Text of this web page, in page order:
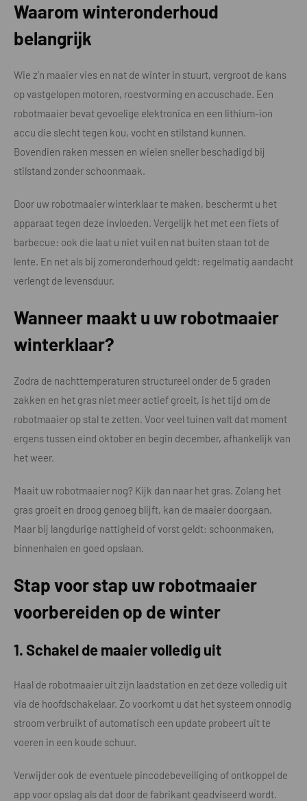
Waarom winteronderhoud
belangrijk
Wie z’n maaier vies en nat de winter in stuurt, vergroot de kans
op vastgelopen motoren, roestvorming en accuschade. Een
robotmaaier bevat gevoelige elektronica en een lithium-ion
accu die slecht tegen kou, vocht en stilstand kunnen.
Bovendien raken messen en wielen sneller beschadigd bij
stilstand zonder schoonmaak.
Door uw robotmaaier winterklaar te maken, beschermt u het
apparaat tegen deze invloeden. Vergelijk het met een fiets of
barbecue: ook die laat u niet vuil en nat buiten staan tot de
lente. En net als bij zomeronderhoud geldt: regelmatig aandacht
verlengt de levensduur.
Wanneer maakt u uw robotmaaier
winterklaar?
Zodra de nachttemperaturen structureel onder de 5 graden
zakken en het gras niet meer actief groeit, is het tijd om de
robotmaaier op stal te zetten. Voor veel tuinen valt dat moment
ergens tussen eind oktober en begin december, afhankelijk van
het weer.
Maait uw robotmaaier nog? Kijk dan naar het gras. Zolang het
gras groeit en droog genoeg blijft, kan de maaier doorgaan.
Maar bij langdurige nattigheid of vorst geldt: schoonmaken,
binnenhalen en goed opslaan.
Stap voor stap uw robotmaaier
voorbereiden op de winter
1. Schakel de maaier volledig uit
Haal de robotmaaier uit zijn laadstation en zet deze volledig uit
via de hoofdschakelaar. Zo voorkomt u dat het systeem onnodig
stroom verbruikt of automatisch een update probeert uit te
voeren in een koude schuur.
Verwijder ook de eventuele pincodebeveiliging of ontkoppel de
app voor opslag als dat door de fabrikant geadviseerd wordt.